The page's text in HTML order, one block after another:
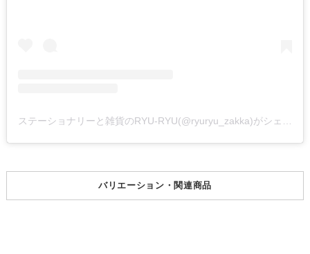
バリエーション・関連商品